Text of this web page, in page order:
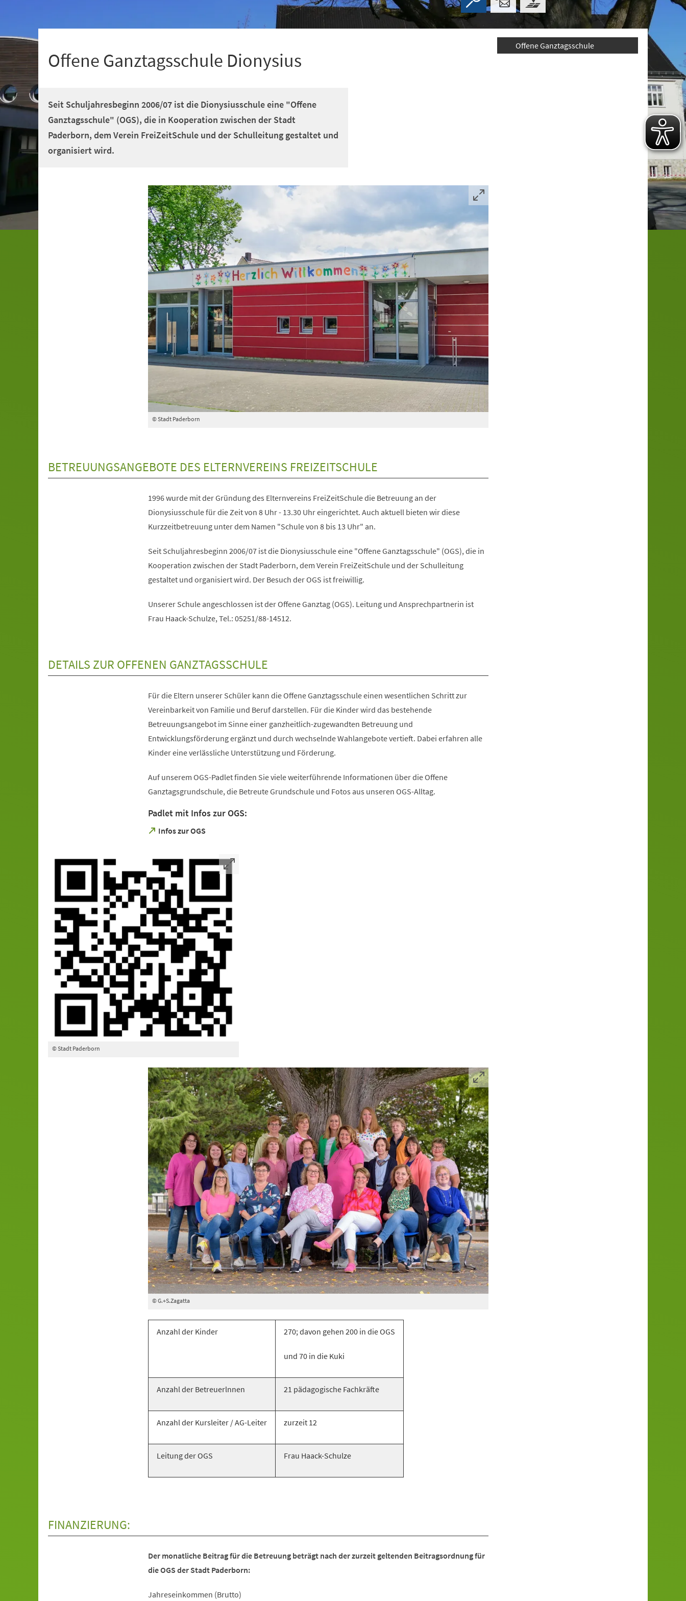
Offene Ganztagsschule Dionysius
Seit Schuljahresbeginn 2006/07 ist die Dionysiusschule eine "Offene
Ganztagsschule" (OGS), die in Kooperation zwischen der Stadt
Paderborn, dem Verein FreiZeitSchule und der Schulleitung gestaltet und
organisiert wird.
© Stadt Paderborn
BETREUUNGSANGEBOTE DES ELTERNVEREINS FREIZEITSCHULE
1996 wurde mit der Gründung des Elternvereins FreiZeitSchule die Betreuung an der
Dionysiusschule für die Zeit von 8 Uhr - 13.30 Uhr eingerichtet. Auch aktuell bieten wir diese
Kurzzeitbetreuung unter dem Namen "Schule von 8 bis 13 Uhr" an.
Seit Schuljahresbeginn 2006/07 ist die Dionysiusschule eine "Offene Ganztagsschule" (OGS), die in
Kooperation zwischen der Stadt Paderborn, dem Verein FreiZeitSchule und der Schulleitung
gestaltet und organisiert wird. Der Besuch der OGS ist freiwillig.
Unserer Schule angeschlossen ist der Offene Ganztag (OGS). Leitung und Ansprechpartnerin ist
Frau Haack-Schulze, Tel.: 05251/88-14512.
DETAILS ZUR OFFENEN GANZTAGSSCHULE
Für die Eltern unserer Schüler kann die Offene Ganztagsschule einen wesentlichen Schritt zur
Vereinbarkeit von Familie und Beruf darstellen. Für die Kinder wird das bestehende
Betreuungsangebot im Sinne einer ganzheitlich-zugewandten Betreuung und
Entwicklungsförderung ergänzt und durch wechselnde Wahlangebote vertieft. Dabei erfahren alle
Kinder eine verlässliche Unterstützung und Förderung.
Auf unserem OGS-Padlet finden Sie viele weiterführende Informationen über die Offene
Ganztagsgrundschule, die Betreute Grundschule und Fotos aus unseren OGS-Alltag.
Padlet mit Infos zur OGS:
Infos zur OGS
(Öffnet
neuen
Tab)
© Stadt Paderborn
© G.+S.Zagatta
Anzahl der Kinder 270; davon gehen 200 in die OGS
und 70 in die Kuki
Anzahl der Betreuerlnnen 21 pädagogische Fachkräfte
Anzahl der Kursleiter / AG-Leiter zurzeit 12
Leitung der OGS Frau Haack-Schulze
FINANZIERUNG:
Der monatliche Beitrag für die Betreuung beträgt nach der zurzeit geltenden Beitragsordnung für
die OGS der Stadt Paderborn:
Jahreseinkommen (Brutto)
Offene Ganztagsschule